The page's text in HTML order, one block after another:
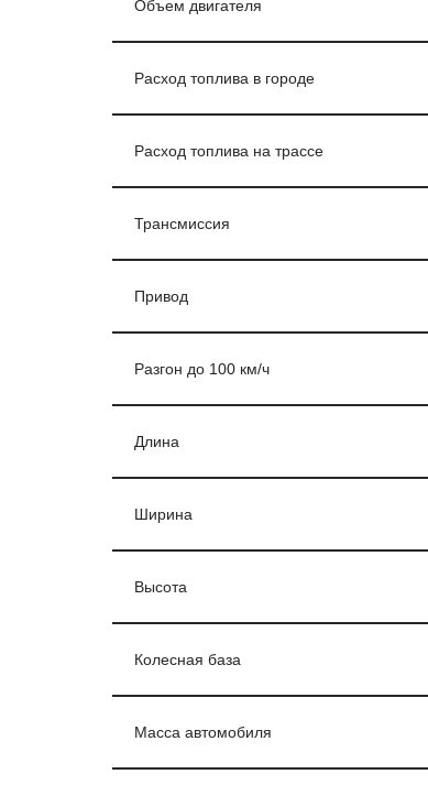
Объем двигателя
Расход топлива в городе
Расход топлива на трассе
Трансмиссия
Привод
Разгон до 100 км/ч
Длина
Ширина
Высота
Колесная база
Масса автомобиля